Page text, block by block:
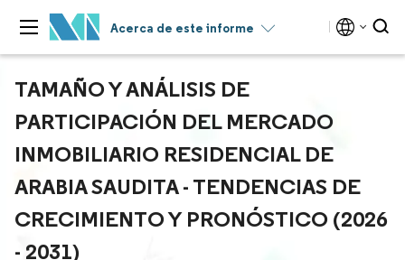
Acerca de este informe
TAMAÑO Y ANÁLISIS DE
PARTICIPACIÓN DEL MERCADO
INMOBILIARIO RESIDENCIAL DE
ARABIA SAUDITA - TENDENCIAS DE
CRECIMIENTO Y PRONÓSTICO (2026
- 2031)